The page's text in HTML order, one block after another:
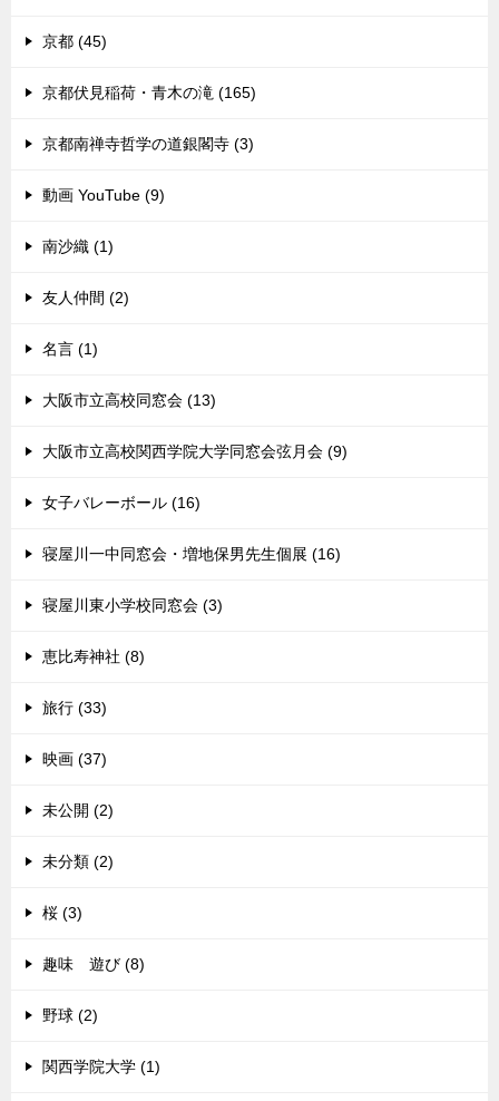
京都 (45)
京都伏見稲荷・青木の滝 (165)
京都南禅寺哲学の道銀閣寺 (3)
動画 YouTube (9)
南沙織 (1)
友人仲間 (2)
名言 (1)
大阪市立高校同窓会 (13)
大阪市立高校関西学院大学同窓会弦月会 (9)
女子バレーボール (16)
寝屋川一中同窓会・増地保男先生個展 (16)
寝屋川東小学校同窓会 (3)
恵比寿神社 (8)
旅行 (33)
映画 (37)
未公開 (2)
未分類 (2)
桜 (3)
趣味 遊び (8)
野球 (2)
関西学院大学 (1)